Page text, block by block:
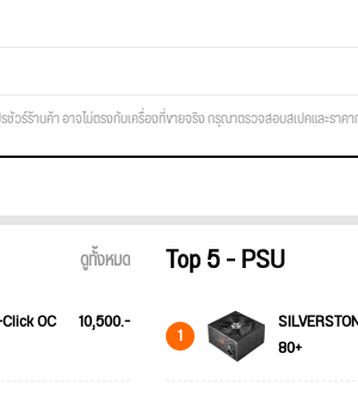
ชัวร์ร้านค้า อาจไม่ตรงกับเครื่องที่ขายจริง กรุณาตรวจสอบสเปคและราค
ดูทั้งหมด
OC
10,500.-
Top 5 - PSU
1
80+